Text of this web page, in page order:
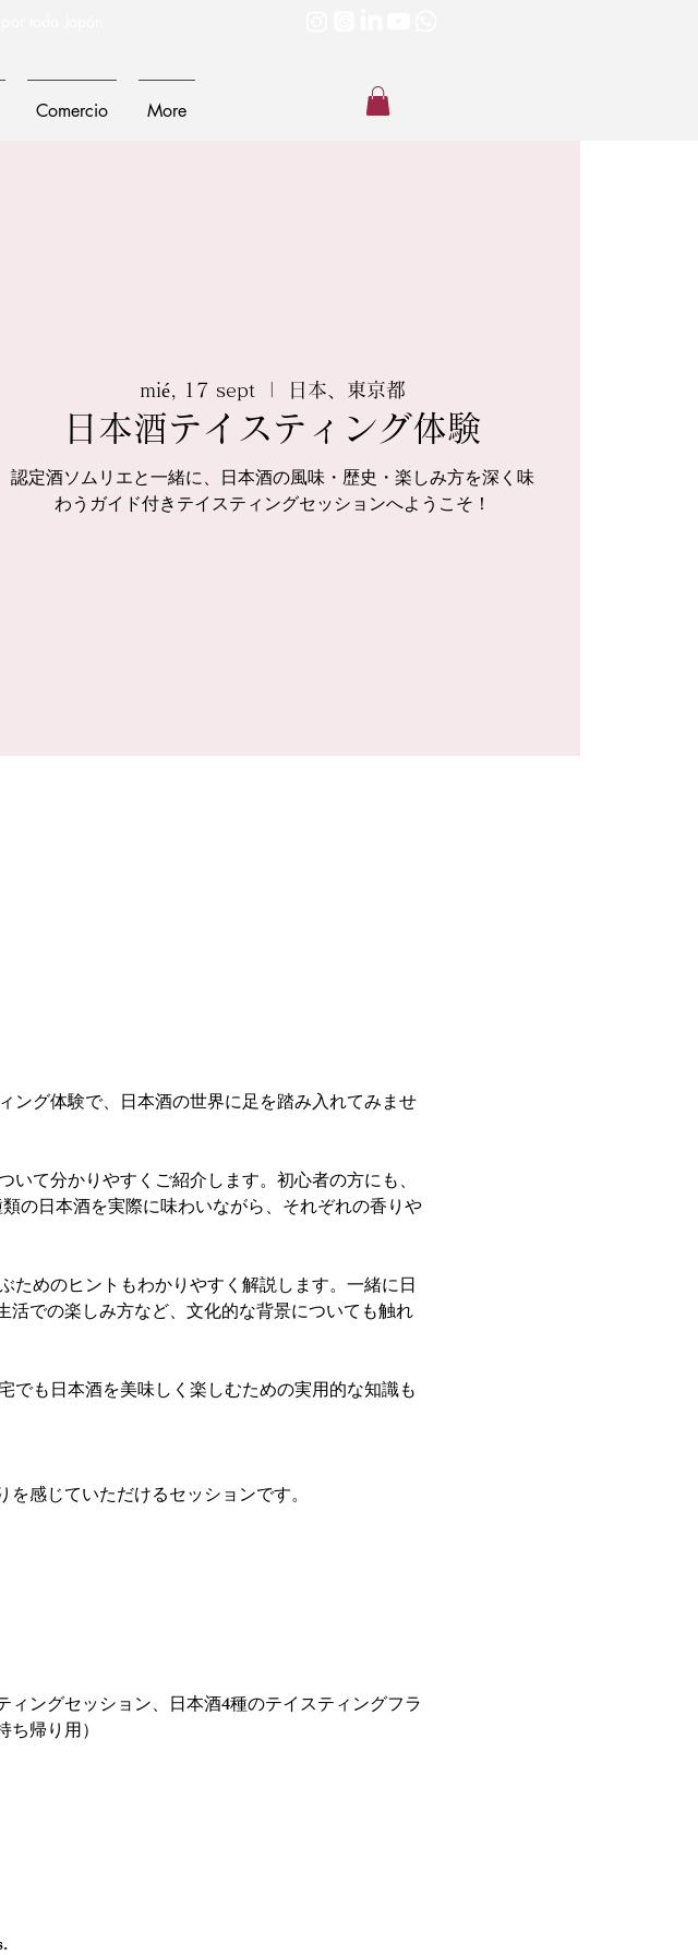
Comercio More
mié, 17 sept 日本、東京都
日本酒テイスティング体験
認定酒ソムリエと一緒に、日本酒の風味・歴史・楽しみ方を深く味
わうガイド付きテイスティングセッションへようこそ！
ング体験で、日本酒の世界に足を踏み入れてみませ
て分かりやすくご紹介します。初心者の方にも、
の日本酒を実際に味わいながら、それぞれの香りや
ためのヒントもわかりやすく解説します。一緒に日
での楽しみ方など、文化的な背景についても触れ
でも日本酒を美味しく楽しむための実用的な知識も
感じていただけるセッションです。
ングセッション、日本酒4種のテイスティングフラ
帰り用）